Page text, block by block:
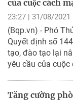
của cuộc cách
23:27 | 31/08/2021
(Bqp.vn) - Phó
Quyết định số
tạo, đào tạo lại
yêu cầu của
Tăng cường